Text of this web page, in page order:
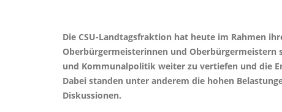
Die CSU-Landtagsfraktion hat heute im Rahmen
Oberbürgermeisterinnen und Oberbürgermeistern
und Kommunalpolitik weiter zu vertiefen und die
Dabei standen unter anderem die hohen
Diskussionen.